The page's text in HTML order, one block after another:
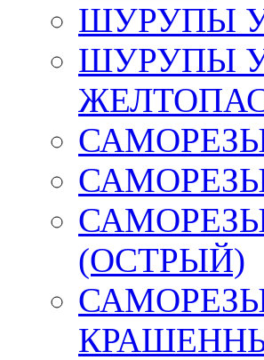
ШУРУПЫ
ШУРУПЫ
(ОСТРЫЙ)